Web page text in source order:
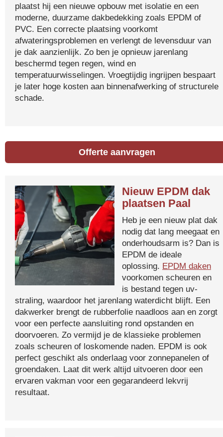
plaatst hij een nieuwe opbouw met isolatie en een
moderne, duurzame dakbedekking zoals EPDM of
PVC. Een correcte plaatsing voorkomt
afwateringsproblemen en verlengt de levensduur van
je dak aanzienlijk. Zo ben je opnieuw jarenlang
beschermd tegen regen, wind en
temperatuurwisselingen. Vroegtijdig ingrijpen bespaart
je later hoge kosten aan binnenafwerking of structurele
schade.
Offerte aanvragen
Nieuw EPDM dak
plaatsen Paal
Heb je een nieuw plat dak
nodig dat lang meegaat en
onderhoudsarm is? Dan is
EPDM de ideale
oplossing. EPDM daken
voorkomen scheuren en
is bestand tegen uv-
straling, waardoor het jarenlang waterdicht blijft. Een
dakwerker brengt de rubberfolie naadloos aan en zorgt
voor een perfecte aansluiting rond opstanden en
doorvoeren. Zo vermijd je de klassieke problemen
zoals scheuren of loskomende naden. EPDM is ook
perfect geschikt als onderlaag voor zonnepanelen of
groendaken. Laat dit werk altijd uitvoeren door een
ervaren vakman voor een gegarandeerd lekvrij
resultaat.